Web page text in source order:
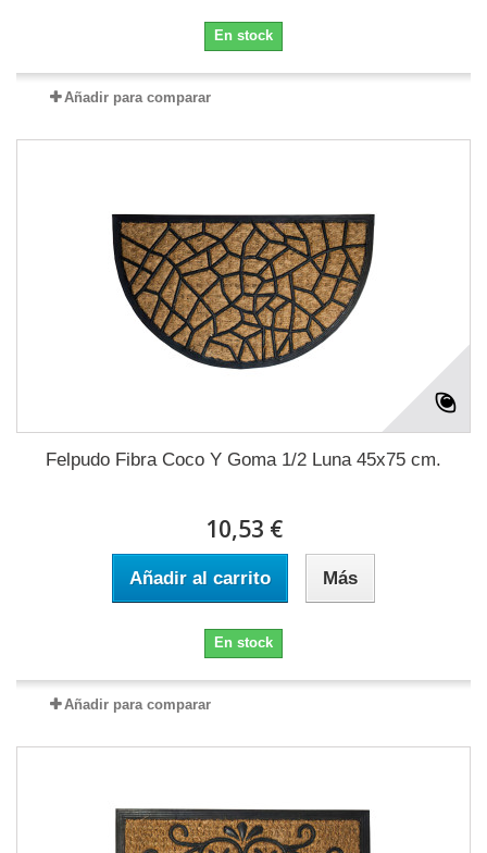
En stock
Añadir para comparar
Felpudo Fibra Coco Y Goma 1/2 Luna 45x75 cm.
10,53 €
Añadir al carrito Más
En stock
Añadir para comparar